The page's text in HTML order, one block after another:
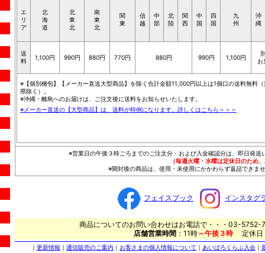
エ
リ
ア
北
海
道
北
東
北
南
東
北
関
東
信
越
中
部
北
陸
関
西
中
国
四
国
九
州
沖
縄
送
料
1,100円 990円 880円 770円 880円 990円 1,100円
お
※【個別梱包】【メーカー直送大型商品】を除く合計金額11,000円以上は1個口の送料無料（
県除く）。
※沖縄・離島へのお届けは、ご注文後に送料をお知らせいたします。
※メーカー直送の【大型商品】は、送料が特例になります。詳しくはこちら＞＞＞
※営業日の午後３時ごろまでのご注文分・および入金確認分は、即日発
（毎週火曜・水曜は定休日のため
※開封後の商品は、使用・未使用にかかわらず返品できま
フェイスブック インスタグ
商品についてのお問い合わせはお電話で・・・03-5752-
店舗営業時間 ：11時～午後３時 定休
｜ 更新情報 ｜ 通信販売のご案内 ｜ お客さまの個人情報について ｜ あいばろくらぶ入会 ｜